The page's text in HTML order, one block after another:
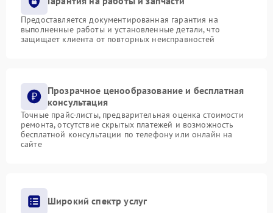
Предоставляется документированная гарантия на
выполненные работы и установленные детали, что
защищает клиента от повторных неисправностей
Прозрачное ценообразование и бесплатная
консультация
Точные прайс-листы, предварительная оценка стоимости
ремонта, отсутствие скрытых платежей и возможность
бесплатной консультации по телефону или онлайн на
сайте
Широкий спектр услуг